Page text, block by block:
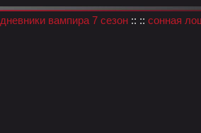
дневники вампира 7 сезон:: :: сонная